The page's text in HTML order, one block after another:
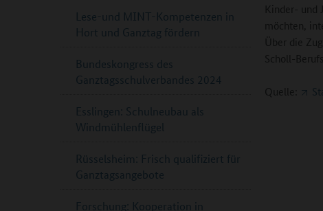
Kinder- und
möchten,
Über die
Scholl-
Quelle:
Lese-und MINT-Kompetenzen in
Hort und Ganztag fördern
Bundeskongress des
Ganztagsschulverbandes 2024
Esslingen: Schulneubau als
Windmühlenflügel
Rüsselsheim: Frisch qualifiziert für
Ganztagsangebote
Forschung: Kooperation in